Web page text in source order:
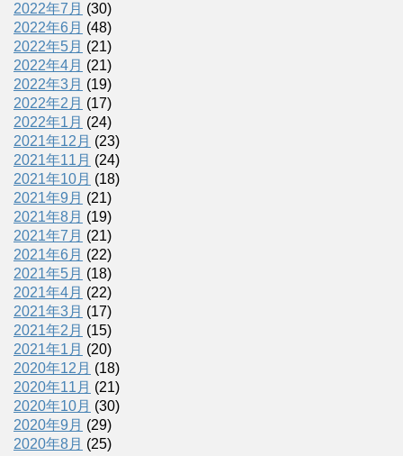
2022年7月 (30)
2022年6月 (48)
2022年5月 (21)
2022年4月 (21)
2022年3月 (19)
2022年2月 (17)
2022年1月 (24)
2021年12月 (23)
2021年11月 (24)
2021年10月 (18)
2021年9月 (21)
2021年8月 (19)
2021年7月 (21)
2021年6月 (22)
2021年5月 (18)
2021年4月 (22)
2021年3月 (17)
2021年2月 (15)
2021年1月 (20)
2020年12月 (18)
2020年11月 (21)
2020年10月 (30)
2020年9月 (29)
2020年8月 (25)